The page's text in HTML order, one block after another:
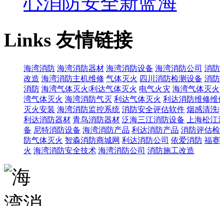
Links友情链接
海湾消防 海湾消防器材 海湾消防设备 海湾消防公司 消
改造 海湾消防主机维修 气体灭火 四川消防检测设备 消
消防 海湾气体灭火|利达气体灭火 电气火灾 海湾气体灭
湾气体灭火 海湾消防气灭 利达气体灭火 利达消防维修维
灭火安装 海湾消防监控系统 消防安全评估软件 烟感清洗
利达消防器材 青鸟消防器材 泛海三江消防设备
上海松
备 尼特消防设备 海湾消防产品 利达消防产品 消防评估
防气体灭火 智淼消防商城网 利达消防公司 依爱消防 福
火 海湾消防安全技术 海湾消防公司 消防施工改造